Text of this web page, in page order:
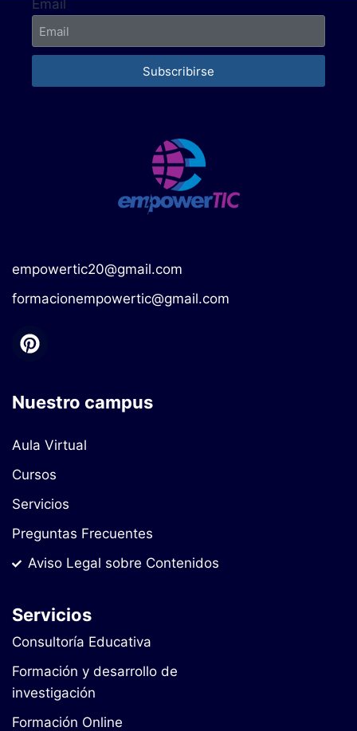
Email
Subscribirse
empowertic20@gmail.com
formacionempowertic@gmail.com
Nuestro campus
Aula Virtual
Cursos
Servicios
Preguntas Frecuentes
Aviso Legal sobre Contenidos
Servicios
Consultoría Educativa
Formación y desarrollo de
investigación
Formación Online